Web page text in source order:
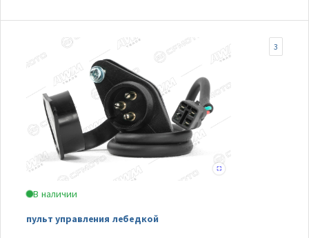
В наличии
пульт управления лебедкой
3